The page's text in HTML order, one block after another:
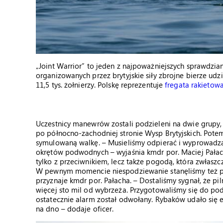
„Joint Warrior” to jeden z najpoważniejszych
organizowanych przez brytyjskie siły zbrojne bierze
11,5 tys. żołnierzy. Polskę reprezentujefregata rakietowa
Uczestnicy manewrów zostali podzieleni na dwie
po północno-zachodniej stronie Wysp Brytyjskich.
symulowaną walkę. – Musieliśmy odpierać i
okrętów podwodnych – wyjaśnia kmdr por. Maciej
tylko z przeciwnikiem, lecz także pogodą, która
W pewnym momencie niespodziewanie stanęliśmy też
przyznaje kmdr por. Pałacha. – Dostaliśmy sygnał, że
więcej sto mil od wybrzeża. Przygotowaliśmy się do
ostatecznie alarm został odwołany. Rybaków udało
na dno – dodaje oficer.